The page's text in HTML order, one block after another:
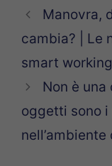
Manovra,
cambia? | Le
smart working
Non è
oggetti sono